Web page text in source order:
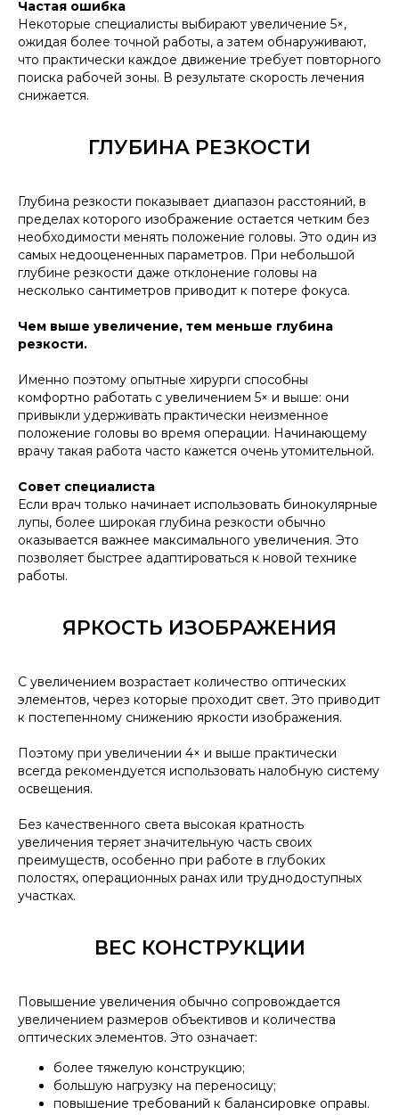
Частая ошибка
Некоторые специалисты выбирают увеличение 5×,
ожидая более точной работы, а затем обнаруживают,
что практически каждое движение требует повторного
поиска рабочей зоны. В результате скорость лечения
снижается.
ГЛУБИНА РЕЗКОСТИ
Глубина резкости показывает диапазон расстояний, в
пределах которого изображение остается четким без
необходимости менять положение головы. Это один из
самых недооцененных параметров. При небольшой
глубине резкости даже отклонение головы на
несколько сантиметров приводит к потере фокуса.
Чем выше увеличение, тем меньше глубина
резкости.
Именно поэтому опытные хирурги способны
комфортно работать с увеличением 5× и выше: они
привыкли удерживать практически неизменное
положение головы во время операции. Начинающему
врачу такая работа часто кажется очень утомительной.
Совет специалиста
Если врач только начинает использовать бинокулярные
лупы, более широкая глубина резкости обычно
оказывается важнее максимального увеличения. Это
позволяет быстрее адаптироваться к новой технике
работы.
ЯРКОСТЬ ИЗОБРАЖЕНИЯ
С увеличением возрастает количество оптических
элементов, через которые проходит свет. Это приводит
к постепенному снижению яркости изображения.
Поэтому при увеличении 4× и выше практически
всегда рекомендуется использовать налобную систему
освещения.
Без качественного света высокая кратность
увеличения теряет значительную часть своих
преимуществ, особенно при работе в глубоких
полостях, операционных ранах или труднодоступных
участках.
ВЕС КОНСТРУКЦИИ
Повышение увеличения обычно сопровождается
увеличением размеров объективов и количества
оптических элементов. Это означает:
более тяжелую конструкцию;
большую нагрузку на переносицу;
повышение требований к балансировке оправы.